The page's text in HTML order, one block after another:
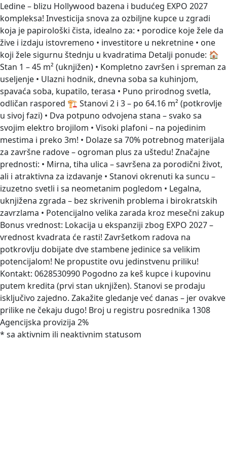
Ledine – blizu Hollywood bazena i budućeg EXPO 2027
kompleksa! Investicija snova za ozbiljne kupce u zgradi
koja je papirološki čista, idealno za: • porodice koje žele da
žive i izdaju istovremeno • investitore u nekretnine • one
koji žele sigurnu štednju u kvadratima Detalji ponude: 🏠
Stan 1 – 45 m² (uknjižen) • Kompletno završen i spreman za
useljenje • Ulazni hodnik, dnevna soba sa kuhinjom,
spavaća soba, kupatilo, terasa • Puno prirodnog svetla,
odličan raspored 🏗 Stanovi 2 i 3 – po 64.16 m² (potkrovlje
u sivoj fazi) • Dva potpuno odvojena stana – svako sa
svojim elektro brojilom • Visoki plafoni – na pojedinim
mestima i preko 3m! • Dolaze sa 70% potrebnog materijala
za završne radove – ogroman plus za uštedu! Značajne
prednosti: • Mirna, tiha ulica – savršena za porodični život,
ali i atraktivna za izdavanje • Stanovi okrenuti ka suncu –
izuzetno svetli i sa neometanim pogledom • Legalna,
uknjižena zgrada – bez skrivenih problema i birokratskih
zavrzlama • Potencijalno velika zarada kroz mesečni zakup
Bonus vrednost: Lokacija u ekspanziji zbog EXPO 2027 –
vrednost kvadrata će rasti! Završetkom radova na
potkrovlju dobijate dve stambene jedinice sa velikim
potencijalom! Ne propustite ovu jedinstvenu priliku!
Kontakt: 0628530990 Pogodno za keš kupce i kupovinu
putem kredita (prvi stan uknjižen). Stanovi se prodaju
isključivo zajedno. Zakažite gledanje već danas – jer ovakve
prilike ne čekaju dugo! Broj u registru posrednika 1308
Agencijska provizija 2%
* sa aktivnim ili neaktivnim statusom